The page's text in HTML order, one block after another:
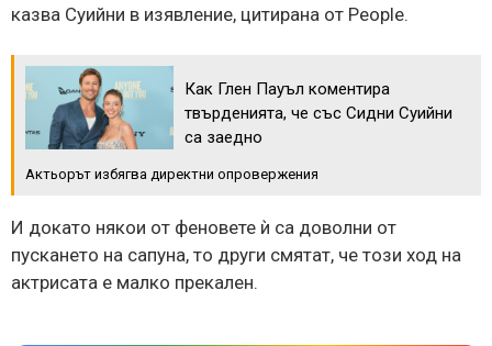
казва Суийни в изявление, цитирана от People.
Как Глен Пауъл коментира
твърденията, че със Сидни Суийни
са заедно
Актьорът избягва директни опровержения
И докато някои от феновете ѝ са доволни от
пускането на сапуна, то други смятат, че този ход на
актрисата е малко прекален.